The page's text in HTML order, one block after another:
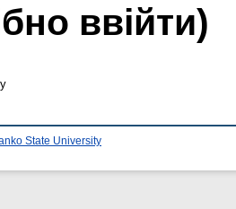
ввійти)
State University